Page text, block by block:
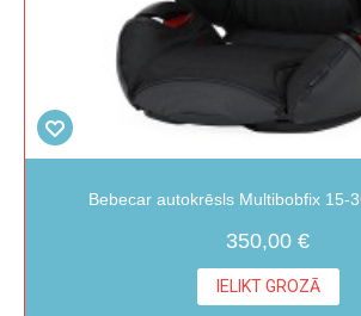
Bebecar autokrēsls Multibobfix 15-
350,00 €
IELIKT GROZĀ